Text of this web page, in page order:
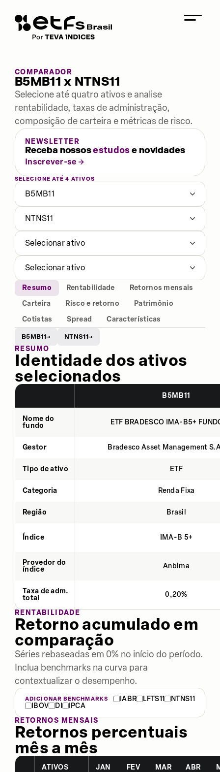
COMPARADOR
B5MB11 x NTNS11
Selecione até quatro ativos e analise
rentabilidade, taxas de administração,
composição de carteira e métricas de risco.
NEWSLETTER
Receba nossosestudose novidades
Inscrever-se
SELECIONE ATÉ 4 ATIVOS
B5MB11
NTNS11
Selecionar ativo
Selecionar ativo
Resumo Rentabilidade
Retornos mensais
Carteira
Risco e retorno
Patrimônio
Cotistas
Spread Características
B5MB11→ NTNS11→
RESUMO
Identidade dos ativos
selecionados
B5MB11
Nome do
fundo
ETF BRADESCO IMA-B5+
Gestor Bradesco Asset Management
Tipo de ativo ETF
Categoria Renda Fixa
Região Brasil
Índice IMA-B 5+
Provedor do
índice
Anbima
Taxa de adm.
total
0,20%
RENTABILIDADE
Retorno acumulado em
comparação
Séries rebaseadas em 0% no início do período.
Inclua benchmarks na curva para
contextualizar o desempenho.
ADICIONAR BENCHMARKS IABR LFTS11
NTNS11
IBOV
DI
IPCA
RETORNOS MENSAIS
Retornos percentuais
mês a mês
ATIVOS JAN FEV MAR ABR